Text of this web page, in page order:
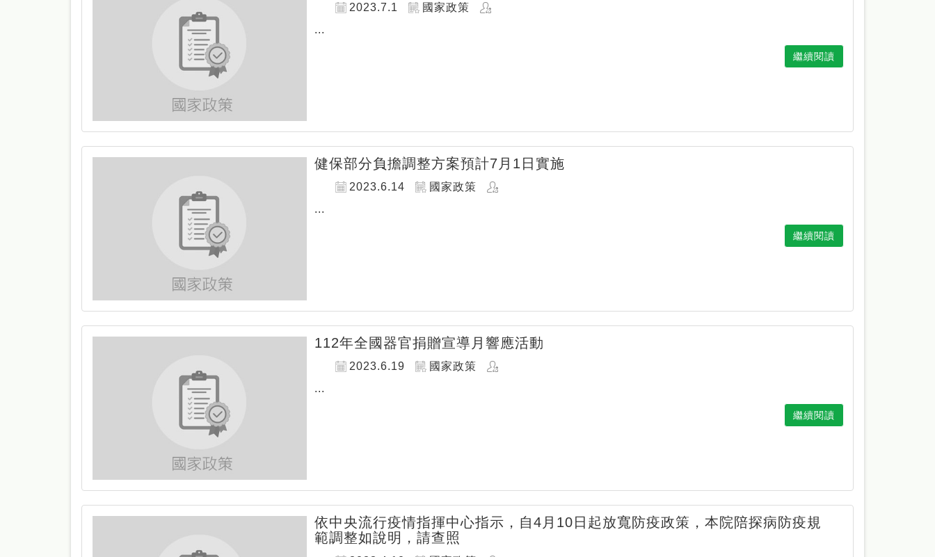
2023.7.1
國家政策
...
繼續閱讀
健保部分負擔調整方案預計7月1日實施
2023.6.14
國家政策
...
繼續閱讀
112年全國器官捐贈宣導月響應活動
2023.6.19
國家政策
...
繼續閱讀
依中央流行疫情指揮中心指示，自4月10日起放寬防疫政策，本院陪探病防疫規
範調整如說明，請查照